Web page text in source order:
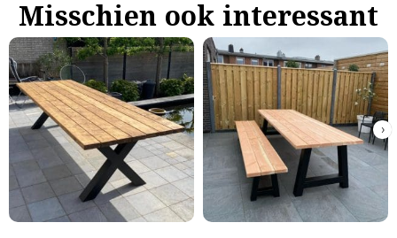
Misschien ook interessant
›